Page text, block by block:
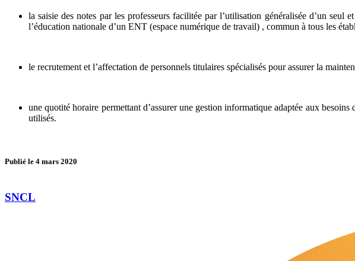
la saisie des notes par les professeurs facilitée par l’utilisation généralisée d’un
l’éducation nationale d’un ENT (espace numérique de travail) , commun à tous les
le recrutement et l’affectation de personnels titulaires spécialisés pour assurer la
une quotité horaire permettant d’assurer une gestion informatique adaptée aux
utilisés.
Publié le 4 mars 2020
SNCL